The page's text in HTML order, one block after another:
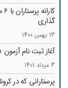
گذاری
13 بهمن 1400
آغاز ثبت نام
3 مرداد 1401
پرستارانی که در